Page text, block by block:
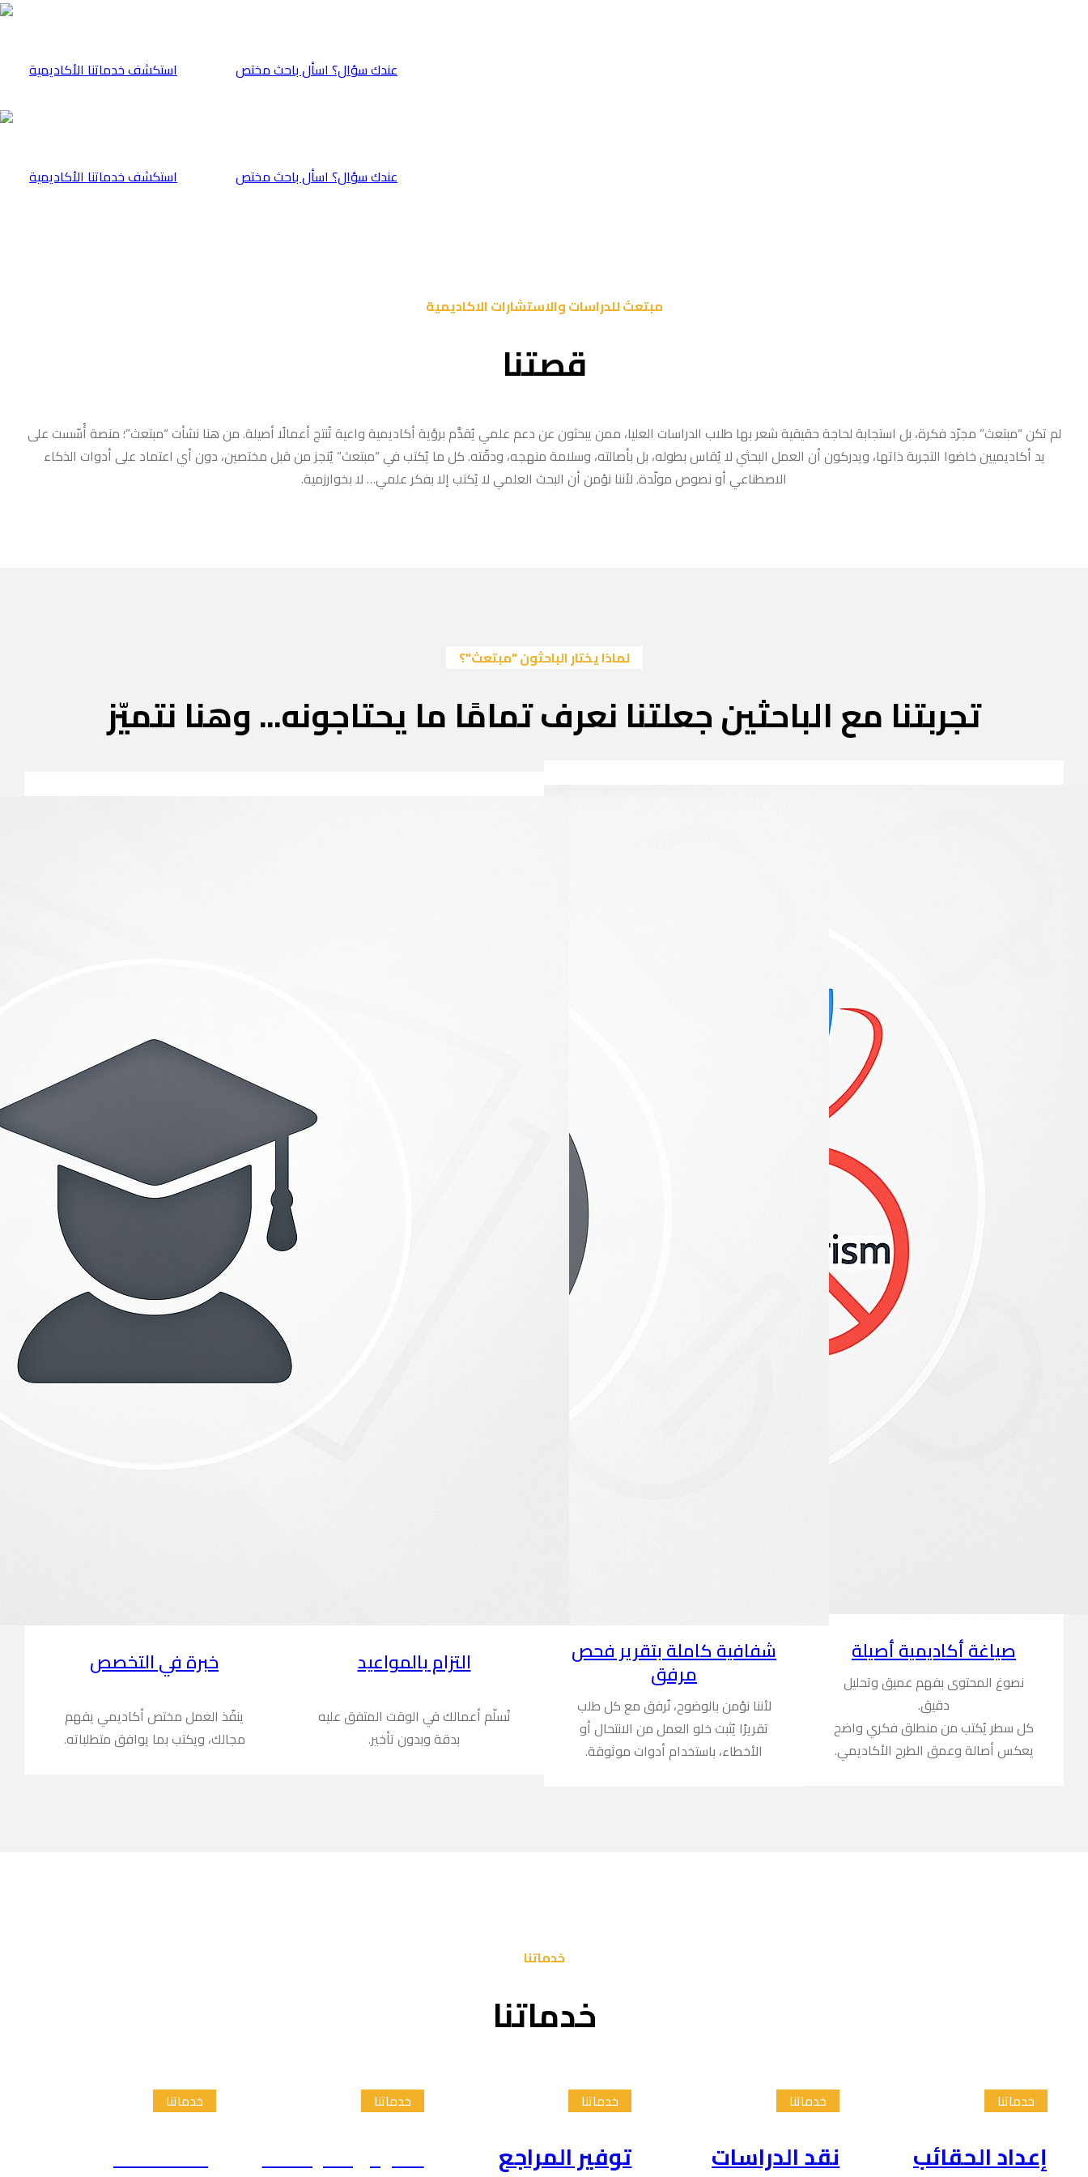
⁠استكشف خدماتنا الأكاديمية عندك سؤال؟ اسأل باحث مختص
⁠استكشف خدماتنا الأكاديمية عندك سؤال؟ اسأل باحث مختص
مبتعث للدراسات والاستشارات الاكاديمية
قصتنا
لم تكن “مبتعث” مجرّد فكرة، بل استجابة لحاجة حقيقية شعر بها طلاب الدراسات العليا، ممن يبحثون عن دعم علمي يُقدَّم برؤية أكاديمية واعية تُنتج أعمالًا أصيلة. من هنا نشأت “مبتعث”؛ منصة أُسّست على
يد أكاديميين خاضوا التجربة ذاتها، ويدركون أن العمل البحثي لا يُقاس بطوله، بل بأصالته، وسلامة منهجه، ودقّته. كل ما يُكتب في “مبتعث” يُنجز من قبل مختصين، دون أي اعتماد على أدوات الذكاء
الاصطناعي أو نصوص مولّدة. لأننا نؤمن أن البحث العلمي لا يُكتب إلا بفكر علمي… لا بخوارزمية.
لماذا يختار الباحثون "مبتعث"؟
تجربتنا مع الباحثين جعلتنا نعرف تمامًا ما يحتاجونه... وهنا نتميّز
صياغة أكاديمية أصيلة
نصوغ المحتوى بفهم عميق وتحليل
دقيق.
كل سطر يُكتب من منطلق فكري واضح
يعكس أصالة وعمق الطرح الأكاديمي.
شفافية كاملة بتقرير فحص
مرفق
لأننا نؤمن بالوضوح، نُرفق مع كل طلب
تقريرًا يُثبت خلو العمل من الانتحال أو
الأخطاء، باستخدام أدوات موثوقة.
التزام بالمواعيد
نُسلّم أعمالك في الوقت المتفق عليه
بدقة وبدون تأخير.
خبرة في التخصص
ينفّذ العمل مختص أكاديمي يفهم
مجالك، ويكتب بما يوافق متطلباته.
خدماتنا
خدماتنا
خدماتنا
إعداد الحقائب
خدماتنا
نقد الدراسات
خدماتنا
توفير المراجع
خدماتنا
تلخيص الدراسات
خدماتنا
إعداد الاطار